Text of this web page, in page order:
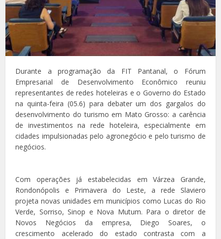
Durante a programação da FIT Pantanal, o Fórum
Empresarial de Desenvolvimento Econômico reuniu
representantes de redes hoteleiras e o Governo do Estado
na quinta-feira (05.6) para debater um dos gargalos do
desenvolvimento do turismo em Mato Grosso: a carência
de investimentos na rede hoteleira, especialmente em
cidades impulsionadas pelo agronegócio e pelo turismo de
negócios.
Com operações já estabelecidas em Várzea Grande,
Rondonópolis e Primavera do Leste, a rede Slaviero
projeta novas unidades em municípios como Lucas do Rio
Verde, Sorriso, Sinop e Nova Mutum. Para o diretor de
Novos Negócios da empresa, Diego Soares, o
crescimento acelerado do estado contrasta com a